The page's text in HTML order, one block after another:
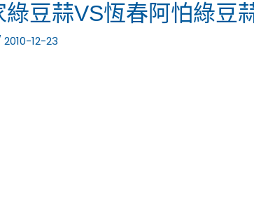
豆蒜VS恆春阿怕綠豆
2010-12-23